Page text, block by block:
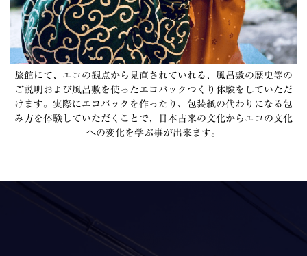
旅館にて、エコの観点から見直されていれる、風呂敷の歴史等の
ご説明および風呂敷を使ったエコバックつくり体験をしていただ
けます。実際にエコバックを作ったり、包装紙の代わりになる包
み方を体験していただくことで、日本古来の文化からエコの文化
への変化を学ぶ事が出来ます。